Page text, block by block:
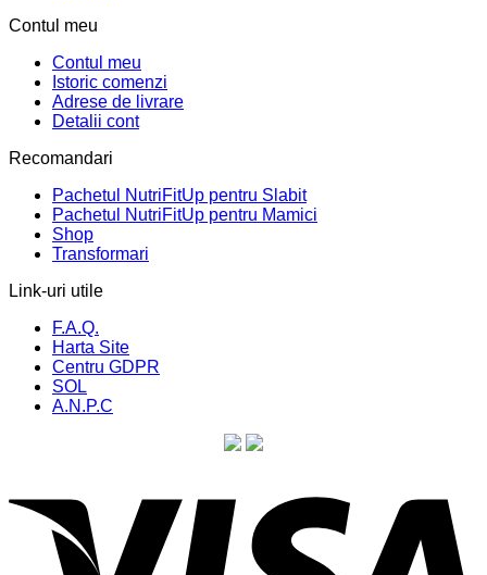
Contul meu
Contul meu
Istoric comenzi
Adrese de livrare
Detalii cont
Recomandari
Pachetul NutriFitUp pentru Slabit
Pachetul NutriFitUp pentru Mamici
Shop
Transformari
Link-uri utile
F.A.Q.
Harta Site
Centru GDPR
SOL
A.N.P.C